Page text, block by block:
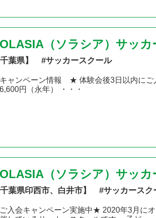
（ソラシア）サッカ
葉県】 #サッカースクール
ャンペーン情報 ★ 体験会後3日以内にご
円（永年） ・・・
（ソラシア）サッカ
葉県印西市、白井市】 #サッカースク
入会キャンペーン実施中★ 2020年3月に